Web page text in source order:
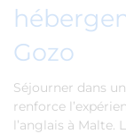
Gozo
Séjourner dans
renforce
l’anglais à